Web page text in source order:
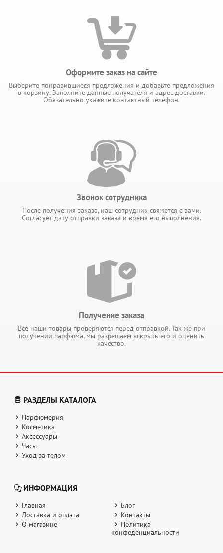
Оформите заказ на сайте
Выберите понравившиеся предложения и добавьте предложения
в корзину. Заполните данные получателя и адрес доставки.
Обязательно укажите контактный телефон.
Звонок сотрудника
После получения заказа, наш сотрудник свяжется с вами.
Согласует дату отправки заказа и время его выполнения.
Получение заказа
Все наши товары проверяются перед отправкой. Так же при
получении парфюма, мы разрешаем вскрыть его и оценить
качество.
РАЗДЕЛЫ КАТАЛОГА
Парфюмерия
Косметика
Аксессуары
Часы
Уход за телом
ИНФОРМАЦИЯ
Главная
Блог
Доставка и оплата
Контакты
О магазине
Политика
конфеденциальности